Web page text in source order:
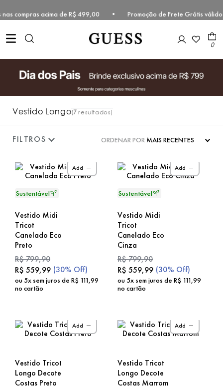
compras acima de R$ 499,00 • Promoção de Frete Grátis
0
Vestido Longo 7
ORDENAR POR MAIS RECENTES
Add
Vestido Midi
Tricot
Canelado Eco
Preto
R$799,90
R$ 559,99 (30% Off)
ou5x sem juros de R$ 111,99
no cartão
Add
Vestido Midi
Tricot
Canelado Eco
Cinza
R$799,90
R$ 559,99 (30% Off)
ou5x sem juros de R$ 111,99
no cartão
Add
Vestido Tricot
Longo Decote
Costas Preto
Add
Vestido Tricot
Longo Decote
Costas Marrom